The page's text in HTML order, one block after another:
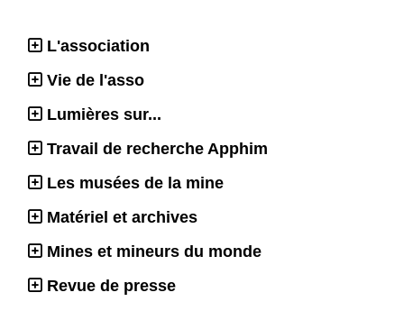
L'association
Vie de l'asso
Lumières sur...
Travail de recherche Apphim
Les musées de la mine
Matériel et archives
Mines et mineurs du monde
Revue de presse